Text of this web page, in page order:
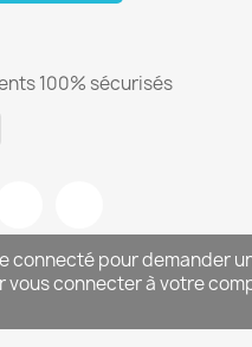
100% sécurisés
connecté pour demander
vous connecter à votre